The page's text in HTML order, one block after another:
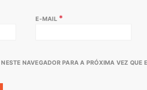
E-MAIL *
NAVEGADOR PARA A PRÓXIMA VEZ QUE